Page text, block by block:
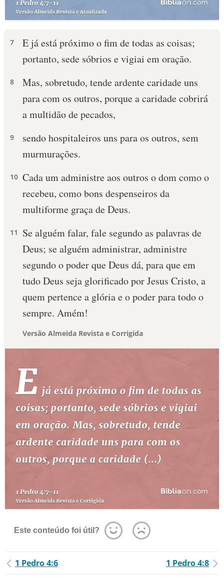
7
E já está próximo o fim de todas as coisas;
portanto, sede sóbrios e vigiai em oração.
8
Mas, sobretudo, tende ardente caridade uns
para com os outros, porque a caridade cobrirá
a multidão de pecados,
9
sendo hospitaleiros uns para os outros, sem
murmurações.
10 Cada um administre aos outros o dom como o
recebeu, como bons despenseiros da
multiforme graça de Deus.
11
Se alguém falar, fale segundo as palavras de
Deus; se alguém administrar, administre
segundo o poder que Deus dá, para que em
tudo Deus seja glorificado por Jesus Cristo, a
quem pertence a glória e o poder para todo o
sempre. Amém!
Versão Almeida Revista e Corrigida
Este conteúdo foi útil?
1 Pedro 4:6 1 Pedro 4:8